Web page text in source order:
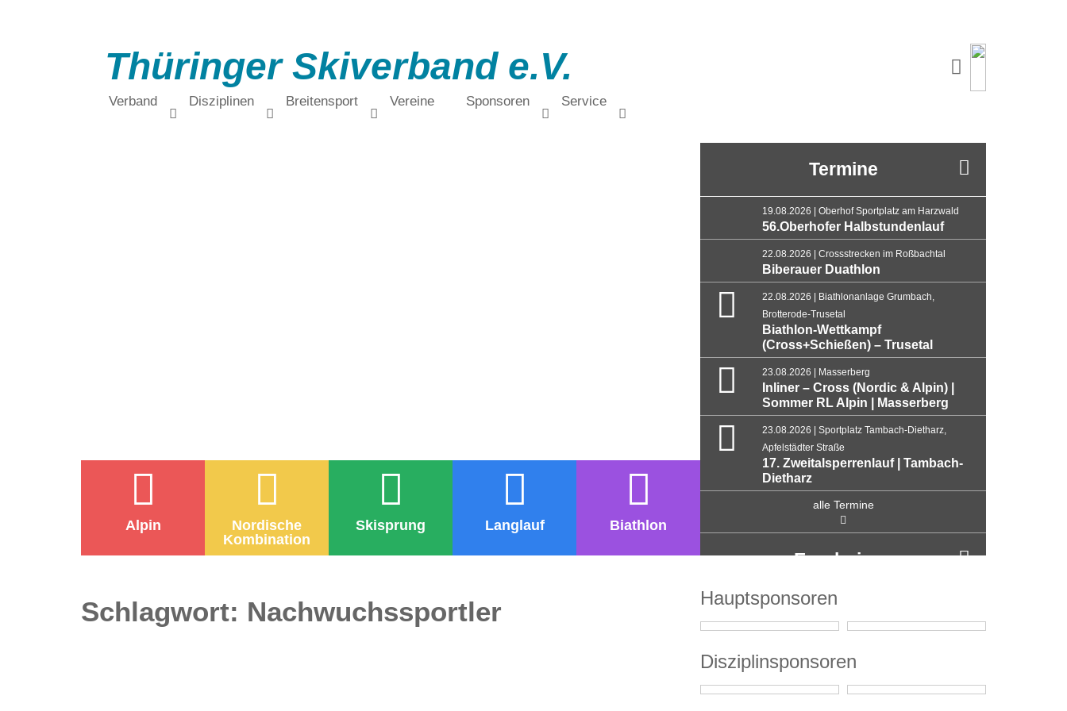
Thüringer Skiverband e.V.
Verband Disziplinen Breitensport Vereine Sponsoren Service
Alpin
Nordische
Kombination
Skisprung Langlauf Biathlon
Termine
19.08.2026 | Oberhof Sportplatz am Harzwald
56.Oberhofer Halbstundenlauf
22.08.2026 | Crossstrecken im Roßbachtal
Biberauer Duathlon
22.08.2026 | Biathlonanlage Grumbach,
Brotterode-Trusetal
Biathlon-Wettkampf
(Cross+Schießen) – Trusetal
23.08.2026 | Masserberg
Inliner – Cross (Nordic & Alpin) |
Sommer RL Alpin | Masserberg
23.08.2026 | Sportplatz Tambach-Dietharz,
Apfelstädter Straße
17. Zweitalsperrenlauf | Tambach-
Dietharz
alle Termine
Ergebnisse
Schlagwort: Nachwuchssportler Hauptsponsoren
Disziplinsponsoren